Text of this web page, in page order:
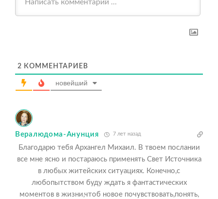
2 КОММЕНТАРИЕВ
новейший
Вералюдома-Анунция 7 лет назад
Благодарю тебя Архангел Михаил. В твоем послании
все мне ясно и постараюсь применять Свет Источника
в любых житейских ситуациях. Конечно,с
любопытством буду ждать я фантастических
моментов в жизни,чтоб новое почувствовать,понять,